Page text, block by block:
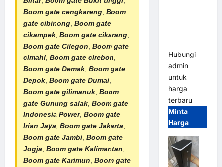
Boom gate cengkareng, Boom
gate cibinong, Boom gate
cikampek, Boom gate cikarang,
Boom gate Cilegon, Boom gate
cimahi, Boom gate cirebon,
Boom gate Demak, Boom gate
Depok, Boom gate Dumai,
Boom gate gilimanuk, Boom
gate Gunung salak, Boom gate
Indonesia Power, Boom gate
Irian Jaya, Boom gate Jakarta,
Boom gate Jambi, Boom gate
Jogja, Boom gate Kalimantan,
Boom gate Karimun, Boom gate
Hubungi
admin
untuk
harga
terbaru
Minta
Harga